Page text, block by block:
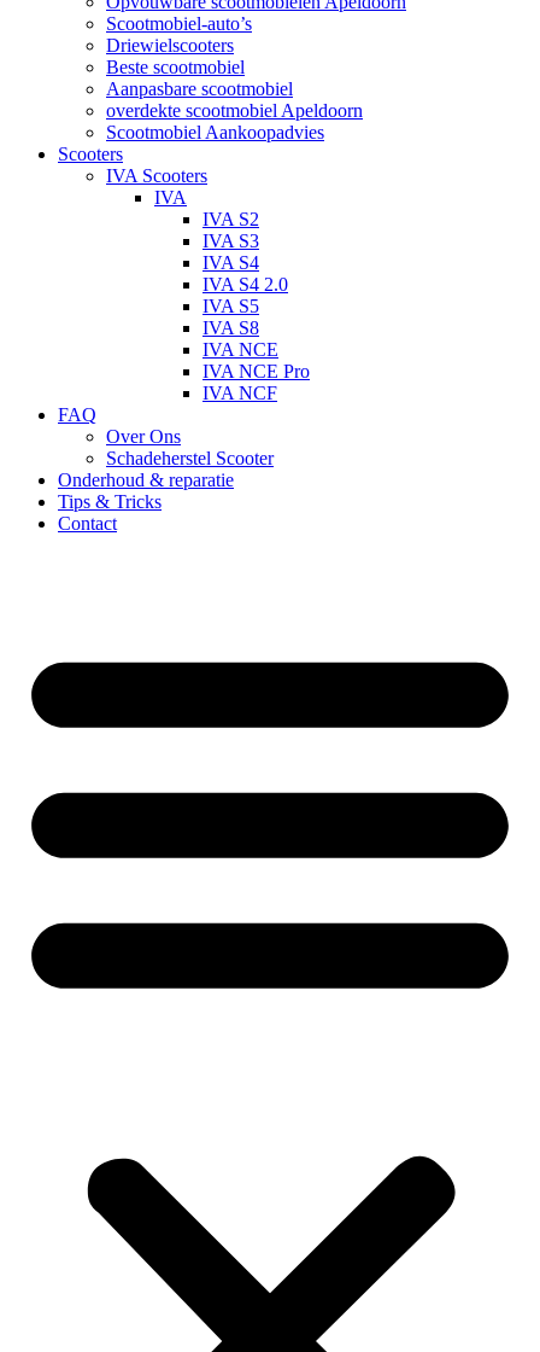
Scootmobiel-auto’s
Driewielscooters
Beste scootmobiel
Aanpasbare scootmobiel
overdekte scootmobiel Apeldoorn
Scootmobiel Aankoopadvies
Scooters
IVA Scooters
IVA
IVA S2
IVA S3
IVA S4
IVA S4 2.0
IVA S5
IVA S8
IVA NCE
IVA NCE Pro
IVA NCF
FAQ
Over Ons
Schadeherstel Scooter
Onderhoud & reparatie
Tips & Tricks
Contact